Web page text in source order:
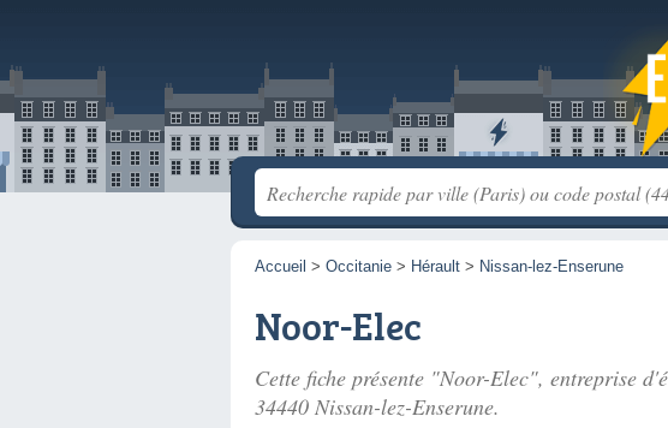
Accueil > Occitanie > Hérault > Nissan-lez-Enserune
Noor-Elec
Cette fiche présente "Noor-Elec", entreprise
34440 Nissan-lez-Enserune.